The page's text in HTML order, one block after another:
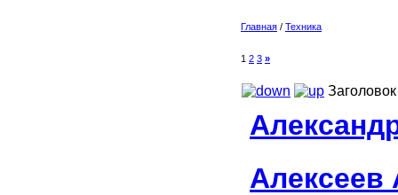
Главная / Техника
1 2 3 »
Заголовок
Алексеев